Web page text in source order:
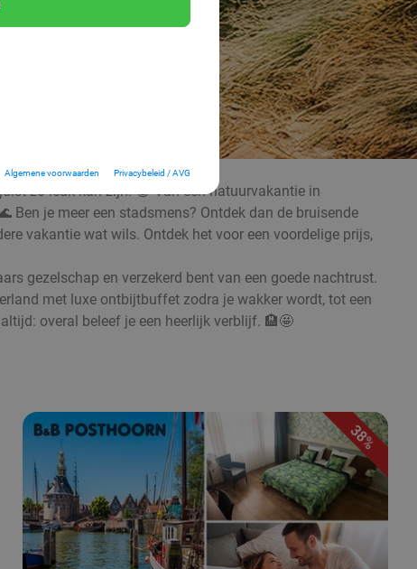
Algemene voorwaarden Privacybeleid / AVG
zo leuk kan zijn! 😁 Van een natuurvakantie in
Ben je meer een stadsmens? Ontdek dan de bruisende
vakantie wat wils. Ontdek het voor een voordelige prijs,
gezelschap en verzekerd bent van een goede nachtrust.
met luxe ontbijtbuffet zodra je wakker wordt, tot een
overal beleef je een heerlijk verblijf. 🏨🤩
38%